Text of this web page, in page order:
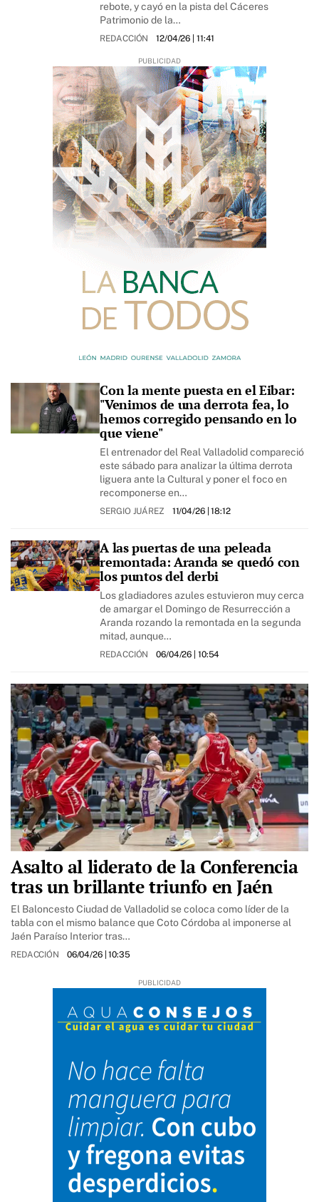
rebote, y cayó en la pista del Cáceres
Patrimonio de la…
REDACCIÓN 12/04/26 | 11:41
Con la mente puesta en el Eibar:
"Venimos de una derrota fea, lo
hemos corregido pensando en lo
que viene"
El entrenador del Real Valladolid compareció
este sábado para analizar la última derrota
liguera ante la Cultural y poner el foco en
recomponerse en…
SERGIO JUÁREZ 11/04/26| 18:12
A las puertas de una peleada
remontada: Aranda se quedó con
los puntos del derbi
Los gladiadores azules estuvieron muy cerca
de amargar el Domingo de Resurrección a
Aranda rozando la remontada en la segunda
mitad, aunque…
REDACCIÓN 06/04/26 | 10:54
Asalto al liderato de la Conferencia
tras un brillante triunfo en Jaén
El Baloncesto Ciudad de Valladolid se coloca como líder de la
tabla con el mismo balance que Coto Córdoba al imponerse al
Jaén Paraíso Interior tras…
REDACCIÓN 06/04/26| 10:35